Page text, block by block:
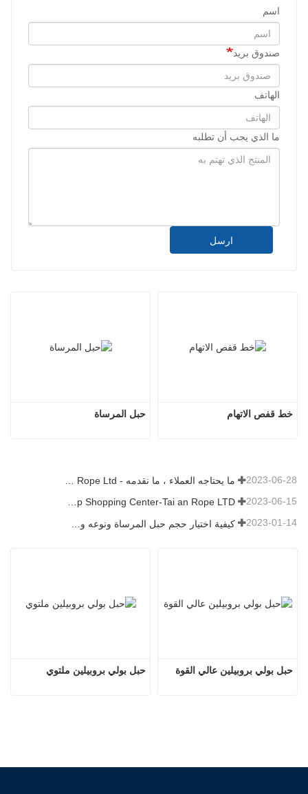
اسم
صندوق بريد
الهاتف
ما الذي يجب أن تطلبه
ارسل
حبل المرساة خط قفص الاتهام
2023-06-28
Rope Factory-One Stop Shopping Center-Tai an Rope LTD 2023-06-15
2023-01-14
حبل بولي بروبيلين ملتوي حبل بولي بروبيلين عالي القوة